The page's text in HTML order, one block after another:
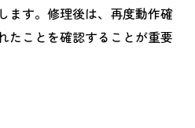
ます。修理後は、再度動作確
たことを確認することが重要